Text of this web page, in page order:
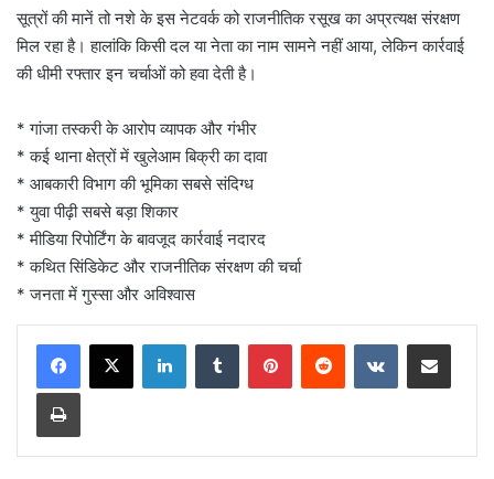
सूत्रों की मानें तो नशे के इस नेटवर्क को राजनीतिक रसूख का अप्रत्यक्ष संरक्षण
मिल रहा है। हालांकि किसी दल या नेता का नाम सामने नहीं आया, लेकिन कार्रवाई
की धीमी रफ्तार इन चर्चाओं को हवा देती है।
* गांजा तस्करी के आरोप व्यापक और गंभीर
* कई थाना क्षेत्रों में खुलेआम बिक्री का दावा
* आबकारी विभाग की भूमिका सबसे संदिग्ध
* युवा पीढ़ी सबसे बड़ा शिकार
* मीडिया रिपोर्टिंग के बावजूद कार्रवाई नदारद
* कथित सिंडिकेट और राजनीतिक संरक्षण की चर्चा
* जनता में गुस्सा और अविश्वास
LinkedInTumblr PinterestReddit VKontakteShare via Email
Print